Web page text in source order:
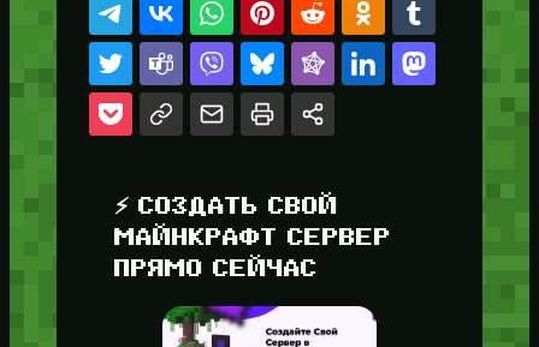
⚡ СОЗДАТЬ СВОЙ
МАЙНКРАФТ СЕРВЕР
ПРЯМО СЕЙЧАС